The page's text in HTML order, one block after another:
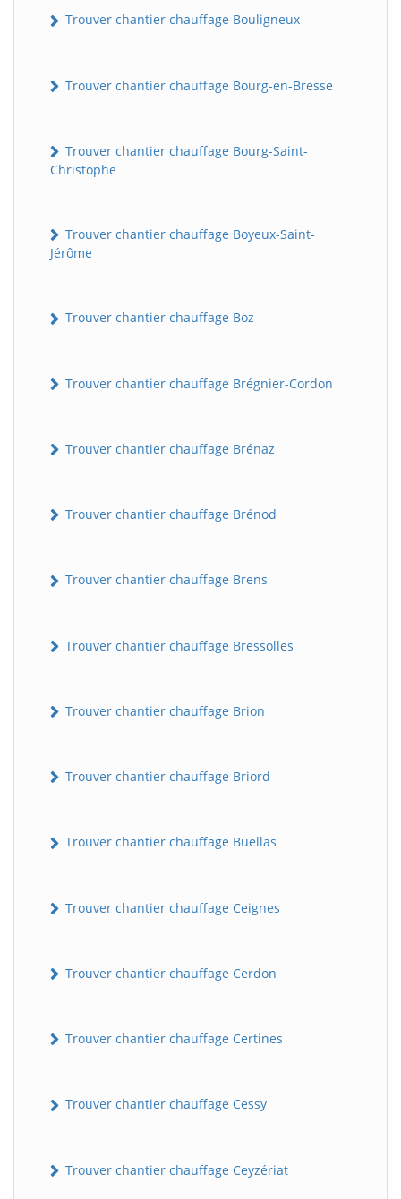
Trouver chantier chauffage Bouligneux
Trouver chantier chauffage Bourg-en-Bresse
Trouver chantier chauffage Bourg-Saint-
Christophe
Trouver chantier chauffage Boyeux-Saint-
Jérôme
Trouver chantier chauffage Boz
Trouver chantier chauffage Brégnier-Cordon
Trouver chantier chauffage Brénaz
Trouver chantier chauffage Brénod
Trouver chantier chauffage Brens
Trouver chantier chauffage Bressolles
Trouver chantier chauffage Brion
Trouver chantier chauffage Briord
Trouver chantier chauffage Buellas
Trouver chantier chauffage Ceignes
Trouver chantier chauffage Cerdon
Trouver chantier chauffage Certines
Trouver chantier chauffage Cessy
Trouver chantier chauffage Ceyzériat